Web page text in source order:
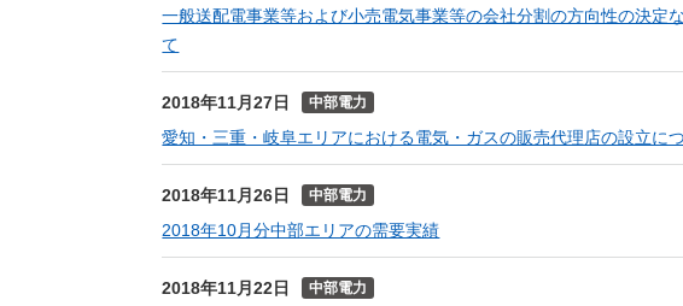
一般送配電事業等および小売電気事業等の会社分割の方向性の決定
て
2018年11月27日 中部電力
愛知・三重・岐阜エリアにおける電気・ガスの販売代理店の設立に
2018年11月26日 中部電力
2018年10月分中部エリアの需要実績
2018年11月22日 中部電力